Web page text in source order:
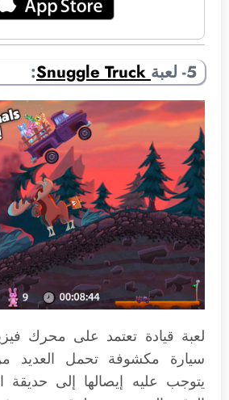
5- لعبة :
لعبة قيادة تعتمد على محرك
سيارة مكشوفة تحمل العديد
يتوجب عليه إيصالها إلى حديقة